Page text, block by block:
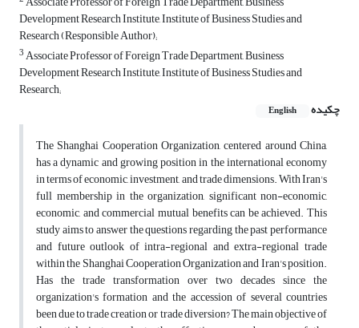
Development Research Institute, Institute of Business Studies and
Research (Responsible Author);
3Associate Professor of Foreign Trade Department, Business
Development Research Institute, Institute of Business Studies and
Research;
چکیده
English
The Shanghai Cooperation Organization, centered around China,
has a dynamic and growing position in the international economy
in terms of economic, investment, and trade dimensions. With Iran's
full membership in the organization, significant non-economic,
economic, and commercial mutual benefits can be achieved. This
study aims to answer the questions regarding the past performance
and future outlook of intra-regional and extra-regional trade
within the Shanghai Cooperation Organization and Iran's position.
Has the trade transformation over two decades since the
organization's formation and the accession of several countries
been due to trade creation or trade diversion? The main objective of